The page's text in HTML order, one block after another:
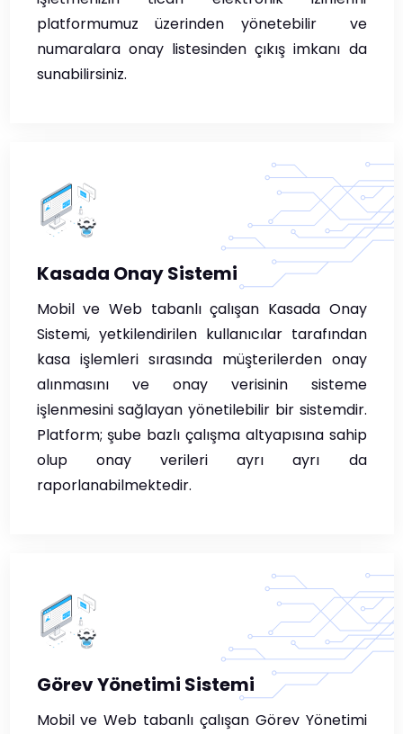
platformumuz üzerinden yönetebilir ve
numaralara onay listesinden çıkış imkanı da
sunabilirsiniz.
Kasada Onay Sistemi
Mobil ve Web tabanlı çalışan Kasada Onay
Sistemi, yetkilendirilen kullanıcılar tarafından
kasa işlemleri sırasında müşterilerden onay
alınmasını ve onay verisinin sisteme
işlenmesini sağlayan yönetilebilir bir sistemdir.
Platform; şube bazlı çalışma altyapısına sahip
olup onay verileri ayrı ayrı da
raporlanabilmektedir.
Görev Yönetimi Sistemi
Mobil ve Web tabanlı çalışan Görev Yönetimi